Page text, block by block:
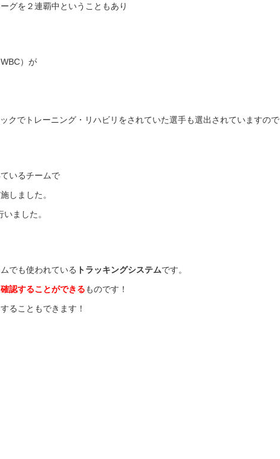
グを２連覇中ということもあり
）が
クでトレーニング・リハビリをされていた選手も選出されていますので
いるチームで
しました。
ました。
でも使われている トラッキングシステムです。
認することができるものです！
ることもできます！